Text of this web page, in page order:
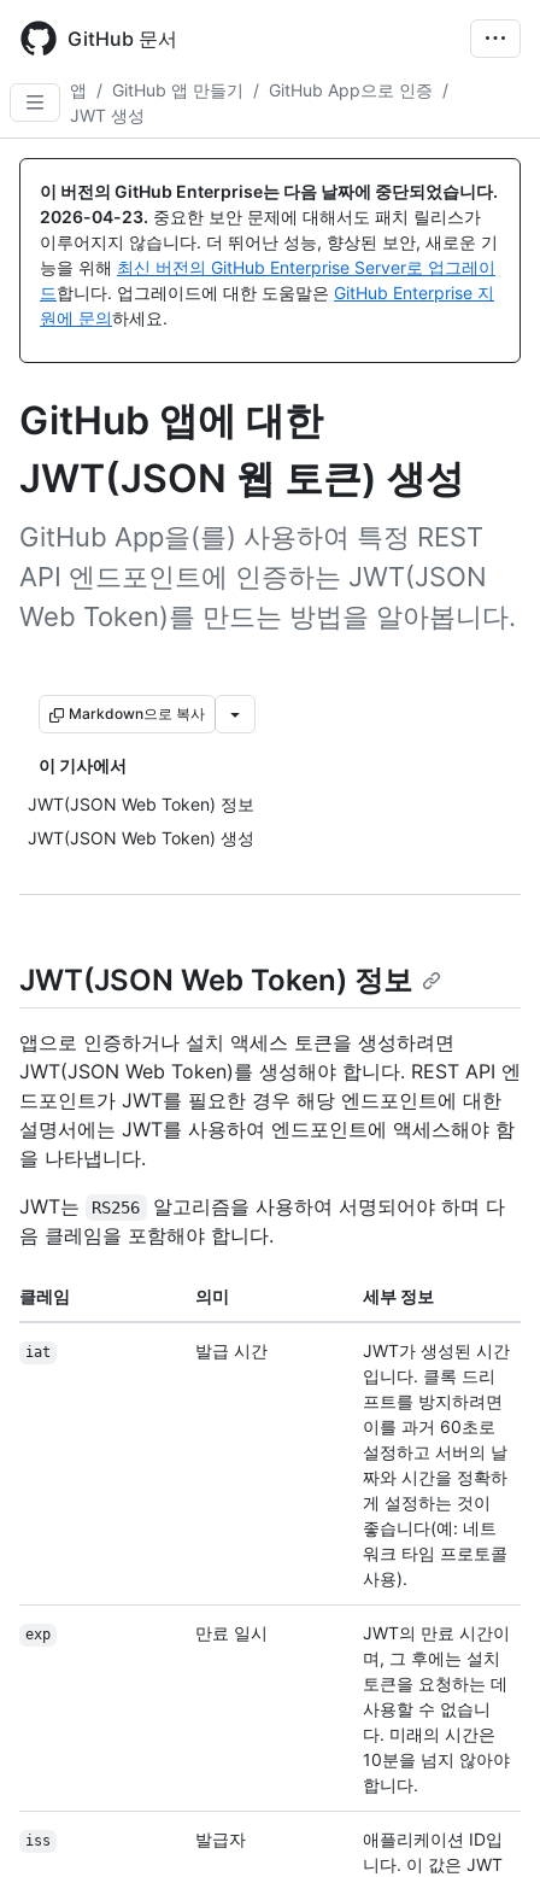
main
content
GitHub 문서
앱 / GitHub 앱 만들기 / GitHub App으로 인증 /
JWT 생성
이 버전의 GitHub Enterprise는 다음 날짜에 중단되었습니다.
2026-04-23. 중요한 보안 문제에 대해서도 패치 릴리스가
이루어지지 않습니다. 더 뛰어난 성능, 향상된 보안, 새로운 기
능을 위해 최신 버전의 GitHub Enterprise Server로 업그레이
드합니다. 업그레이드에 대한 도움말은 GitHub Enterprise 지
원에 문의하세요.
GitHub 앱에 대한
JWT(JSON 웹 토큰) 생성
GitHub App을(를) 사용하여 특정 REST
API 엔드포인트에 인증하는 JWT(JSON
Web Token)를 만드는 방법을 알아봅니다.
Markdown으로 복사
이 기사에서
JWT(JSON Web Token) 정보
JWT(JSON Web Token) 생성
JWT(JSON Web Token) 정보
앱으로 인증하거나 설치 액세스 토큰을 생성하려면
JWT(JSON Web Token)를 생성해야 합니다. REST API 엔
드포인트가 JWT를 필요한 경우 해당 엔드포인트에 대한
설명서에는 JWT를 사용하여 엔드포인트에 액세스해야 함
을 나타냅니다.
JWT는
RS256
알고리즘을 사용하여 서명되어야 하며 다
음 클레임을 포함해야 합니다.
클레임 의미 세부 정보
iat 발급 시간
JWT가 생성된 시간
입니다. 클록 드리
프트를 방지하려면
이를 과거 60초로
설정하고 서버의 날
짜와 시간을 정확하
게 설정하는 것이
좋습니다(예: 네트
워크 타임 프로토콜
사용).
exp 만료 일시
JWT의 만료 시간이
며, 그 후에는 설치
토큰을 요청하는 데
사용할 수 없습니
다. 미래의 시간은
10분을 넘지 않아야
합니다.
iss 발급자
애플리케이션 ID입
니다. 이 값은 JWT